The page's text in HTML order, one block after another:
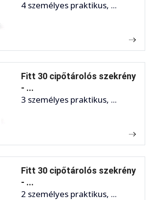
4 személyes praktikus, ...
Fitt 30 cipőtárolós szekrény
- ...
3 személyes praktikus, ...
Fitt 30 cipőtárolós szekrény
- ...
2 személyes praktikus, ...